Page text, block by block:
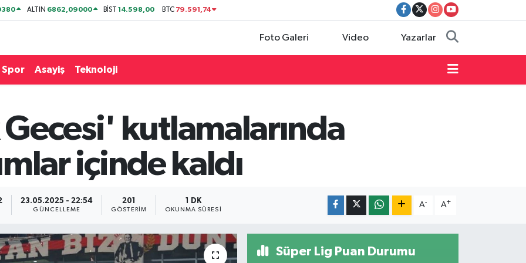
ALTIN 6862,09000 BİST14.598,00 BTC 79.591,74
Foto Galeri Video Yazarlar
Spor Asayiş Teknoloji
kutlamalarında
içinde kaldı
23.05.2025 - 22:54
GÜNCELLEME
201
GÖSTERIM
1 DK
OKUNMA SÜRESI
A- A+
Süper Lig Puan Durumu